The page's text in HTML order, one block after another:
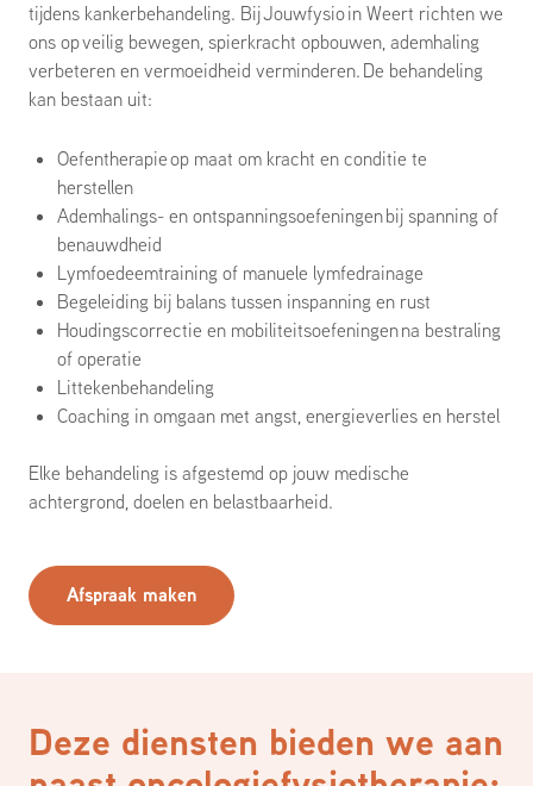
tijdens kankerbehandeling. Bij Jouwfysio in Weert richten we
ons op veilig bewegen, spierkracht opbouwen, ademhaling
verbeteren en vermoeidheid verminderen. De behandeling
kan bestaan uit:
Oefentherapie op maat om kracht en conditie te
herstellen
Ademhalings- en ontspanningsoefeningen bij spanning of
benauwdheid
Lymfoedeemtraining of manuele lymfedrainage
Begeleiding bij balans tussen inspanning en rust
Houdingscorrectie en mobiliteitsoefeningen na bestraling
of operatie
Littekenbehandeling
Coaching in omgaan met angst, energieverlies en herstel
Elke behandeling is afgestemd op jouw medische
achtergrond, doelen en belastbaarheid.
Afspraak maken
Deze diensten bieden we aan